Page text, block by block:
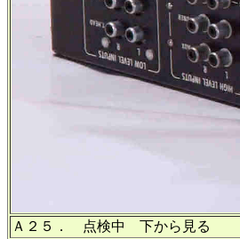
Ａ２５． 点検中 下から見る